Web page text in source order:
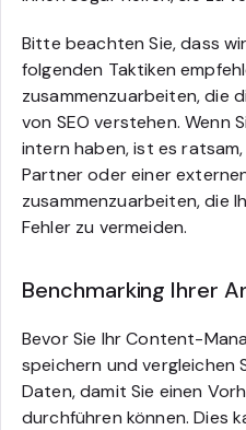
Bitte beachten Sie, dass
folgenden Taktiken
zusammenzuarbeiten, die
von SEO verstehen. Wenn
intern haben, ist es
Partner oder einer
zusammenzuarbeiten, die
Fehler zu vermeiden.
Benchmarking Ihrer
Bevor Sie Ihr Content-
speichern und vergleichen
Daten, damit Sie einen
durchführen können. Dies